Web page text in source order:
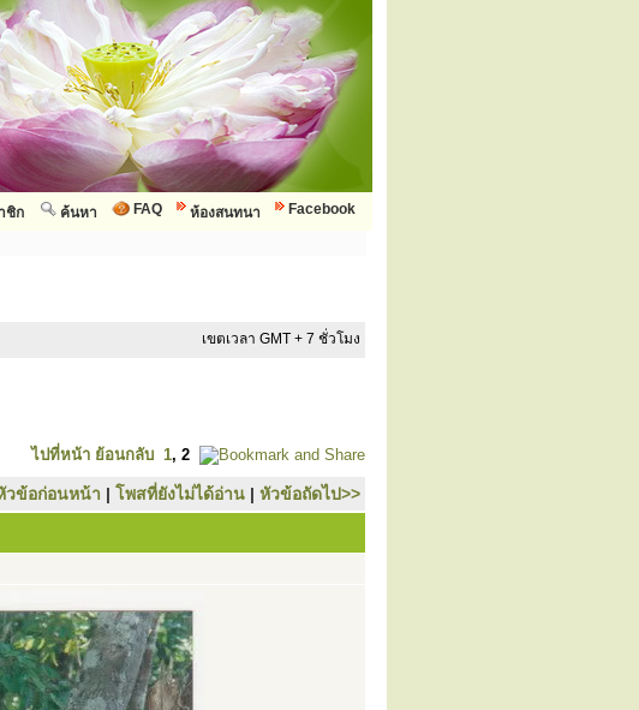
Facebook
ห้องสนทนา
FAQ
ค้นหา
ชิก
เขตเวลา GMT + 7 ชั่วโมง
ไปที่หน้า ย้อนกลับ 1, 2
วข้อก่อนหน้า | โพสที่ยังไม่ได้อ่าน | หัวข้อถัดไป>>